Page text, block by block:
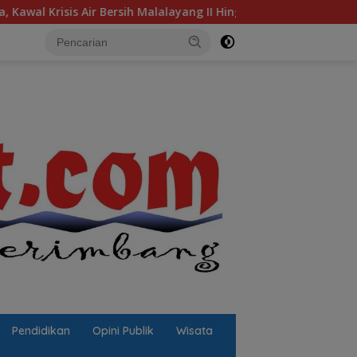
Malalayang II Hingga Perbaikan Infrastruktur
Pendidikan Opini Publik Wisata